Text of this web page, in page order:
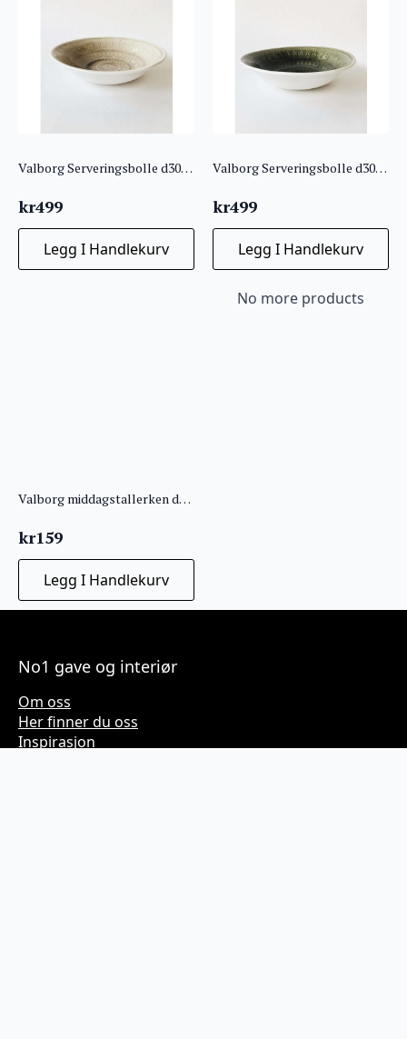
Valborg Serveringsbolle d30 sand
kr499
Legg I Handlekurv
Valborg Serveringsbolle d30 grønn
kr499
Legg I Handlekurv
Valborg middagstallerken d27cm sand
kr159
Legg I Handlekurv
No more products
No1 gave og interiør
Om oss
Her finner du oss
Inspirasjon